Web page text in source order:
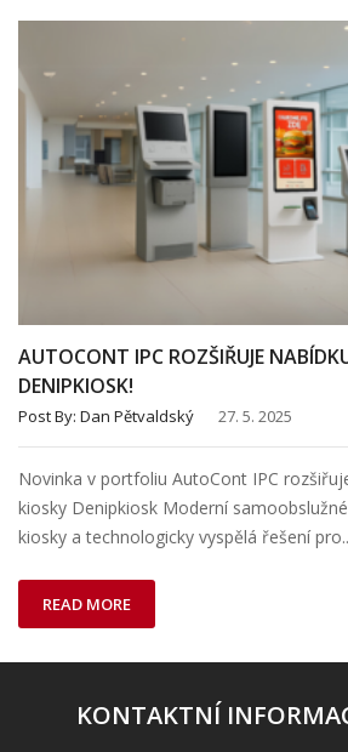
AUTOCONT IPC ROZŠIŘUJE
DENIPKIOSK!
Post By: Dan Pětvaldský 27. 5. 2025
Novinka v portfoliu AutoCont IPC
kiosky Denipkiosk Moderní
kiosky a technologicky vyspělá řešení
READ MORE
KONTAKTNÍ